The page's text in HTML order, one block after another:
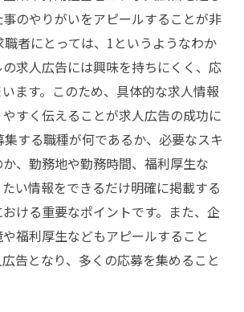
のやりがいをアピールすることが非
職者にとっては、1というようなわか
求人広告には興味を持ちにくく、応
ます。このため、具体的な求人情報
すく伝えることが求人広告の成功に
集する職種が何であるか、必要なスキ
、勤務地や勤務時間、福利厚生な
い情報をできるだけ明確に掲載する
ける重要なポイントです。また、企
福利厚生などもアピールすること
告となり、多くの応募を集めること